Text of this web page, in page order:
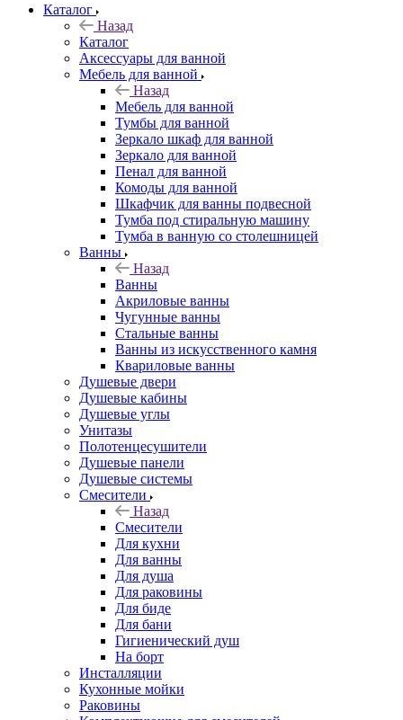
Каталог
Назад
Каталог
Аксессуары для ванной
Мебель для ванной
Назад
Мебель для ванной
Тумбы для ванной
Зеркало шкаф для ванной
Зеркало для ванной
Пенал для ванной
Комоды для ванной
Шкафчик для ванны подвесной
Тумба под стиральную машину
Тумба в ванную со столешницей
Ванны
Назад
Ванны
Акриловые ванны
Чугунные ванны
Стальные ванны
Ванны из искусственного камня
Квариловые ванны
Душевые двери
Душевые кабины
Душевые углы
Унитазы
Полотенцесушители
Душевые панели
Душевые системы
Смесители
Назад
Смесители
Для кухни
Для ванны
Для душа
Для раковины
Для биде
Для бани
Гигиенический душ
На борт
Инсталляции
Кухонные мойки
Раковины